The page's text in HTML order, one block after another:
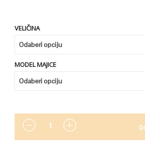
VELIČINA
MODEL MAJICE
KOLIČINA